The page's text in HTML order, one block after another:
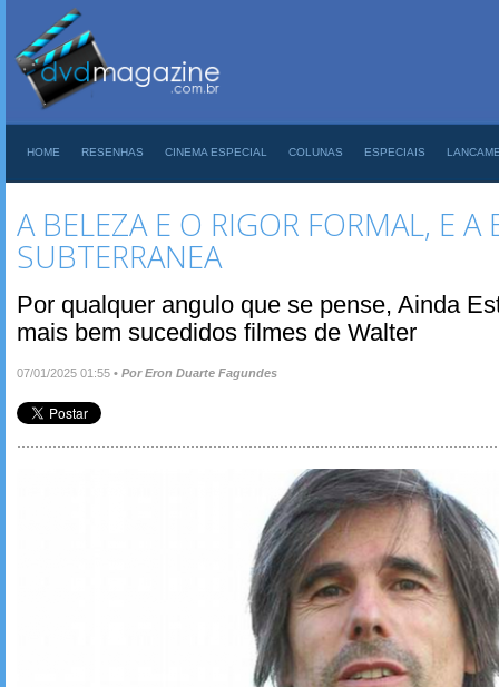
HOME RESENHAS CINEMA ESPECIAL COLUNAS ESPECIAIS
A BELEZA E O RIGOR FORMAL, E A
SUBTERRANEA
Por qualquer angulo que se pense, Ainda
mais bem sucedidos filmes de Walter
07/01/2025 01:55 • Por Eron Duarte Fagundes